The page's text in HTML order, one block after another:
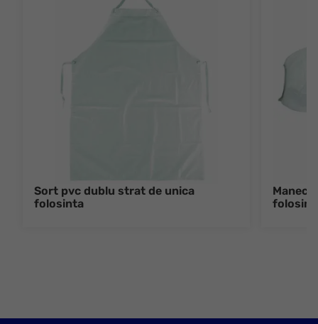
Sort pvc dublu strat de unica
folosinta